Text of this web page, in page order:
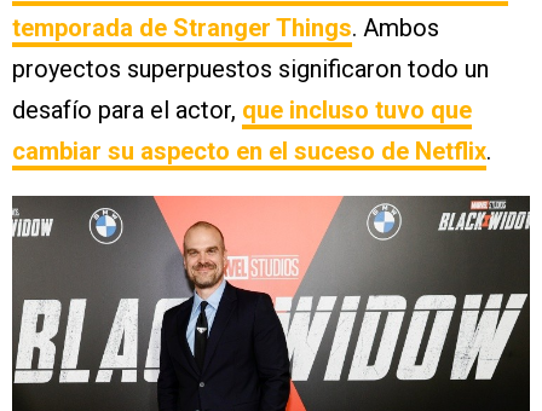
temporada de Stranger Things. Ambos
proyectos superpuestos significaron todo un
desafío para el actor, que incluso tuvo que
cambiar su aspecto en el suceso de Netflix.